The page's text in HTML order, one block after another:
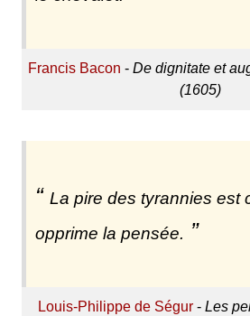
Francis Bacon - De dignitate et
(1605)
La pire des tyrannies est
opprime la pensée.
Louis-Philippe de Ségur- Les